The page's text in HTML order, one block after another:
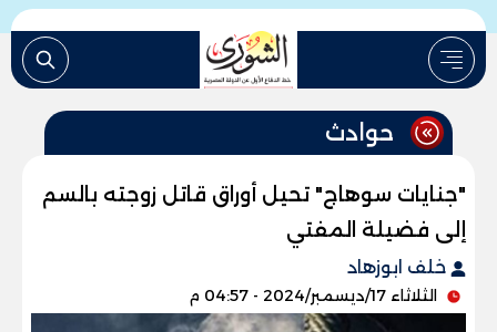
حوادث
"جنايات سوهاج" تحيل أوراق قاتل زوجته بالسم
إلى فضيلة المفتي
خلف ابوزهاد
الثلاثاء 17/ديسمبر/2024 - 04:57 م